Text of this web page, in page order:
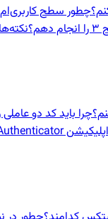
چطور سطح کاربری‌ام
چرا باید کد دو
اپلیکیشن Google Authenticator را از کجا بگیرم؟